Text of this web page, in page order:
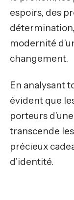
espoirs, des
modernité
changement.
En analysant
évident que
porteurs
transcende les
précieux
d’identité.